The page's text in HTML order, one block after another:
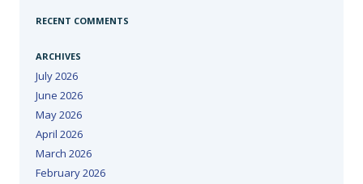
RECENT COMMENTS
ARCHIVES
July 2026
June 2026
May 2026
April 2026
March 2026
February 2026